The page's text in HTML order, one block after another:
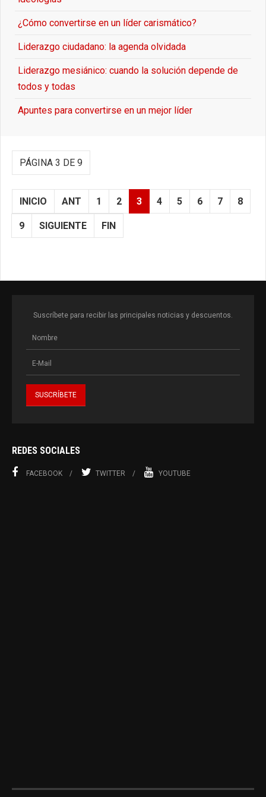
¿Cómo convertirse en un líder carismático?
Liderazgo ciudadano: la agenda olvidada
Liderazgo mesiánico: cuando la solución depende de
todos y todas
Apuntes para convertirse en un mejor líder
PÁGINA 3 DE 9
INICIO ANT 1 2 3 4 5 6 7 8
9 SIGUIENTE FIN
Suscríbete para recibir las principales noticias y descuentos.
REDES SOCIALES
FACEBOOK TWITTER YOUTUBE